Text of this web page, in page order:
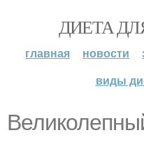
ДИЕТА
главная новости
виды